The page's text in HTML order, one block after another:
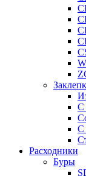
С
С
Расходники
Буры